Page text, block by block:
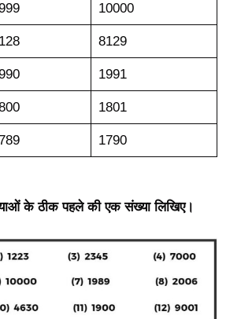
10000
8129
1991
1801
1790
के ठीक पहले की एक संख्या लिखिए।